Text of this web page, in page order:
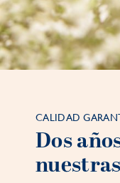
CALIDAD
Dos